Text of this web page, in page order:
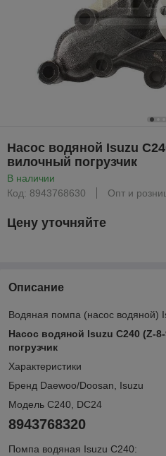
Насос водяной Isuzu
вилочный погрузчик
В наличии
Код: 8943768630
Опт и
Цену уточняйте
Описание
Водяная помпа (насос водяной)
Насос водяной Isuzu C240 (Z-
погрузчик
Характеристики
Бренд Daewoo/Doosan, Isuzu
Модель C240, DC24
8943768320
Помпа водяная Isuzu C240: